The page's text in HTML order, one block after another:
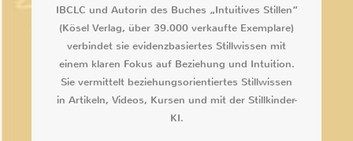
IBCLC und Autorin des Buches „Intuitives Stillen“
(Kösel Verlag, über 39.000 verkaufte Exemplare)
verbindet sie evidenzbasiertes Stillwissen mit
einem klaren Fokus auf Beziehung und Intuition.
Sie vermittelt beziehungsorientiertes Stillwissen
in Artikeln, Videos, Kursen und mit der Stillkinder-
KI.